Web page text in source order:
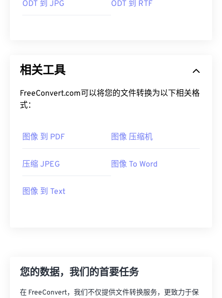
ODT 到 JPG ODT 到 RTF
相关工具
FreeConvert.com可以将您的文件转换为以下相关格
式：
图像 到 PDF 图像 压缩机
压缩 JPEG 图像 To Word
图像 到 Text
您的数据，我们的首要任务
在 FreeConvert，我们不仅提供文件转换服务，更致力于保